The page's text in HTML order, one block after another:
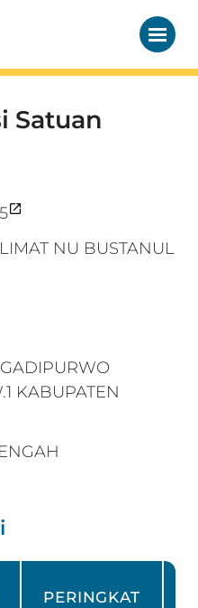
Satuan
NU BUSTANUL
KABUPATEN
PERINGKAT